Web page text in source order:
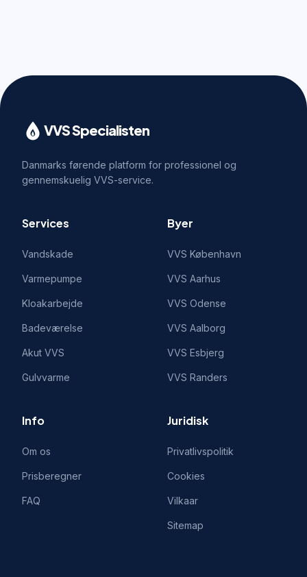
VVS Specialisten
Danmarks førende platform for professionel og
gennemskuelig VVS-service.
Services
Vandskade
Varmepumpe
Kloakarbejde
Badeværelse
Akut VVS
Gulvvarme
Byer
VVS København
VVS Aarhus
VVS Odense
VVS Aalborg
VVS Esbjerg
VVS Randers
Info
Om os
Prisberegner
FAQ
Juridisk
Privatlivspolitik
Cookies
Vilkaar
Sitemap